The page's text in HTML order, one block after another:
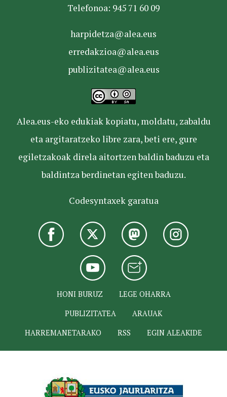
Telefonoa: 945 71 60 09
harpidetza@alea.eus
erredakzioa@alea.eus
publizitatea@alea.eus
Alea.eus-eko edukiak kopiatu, moldatu, zabaldu
eta argitaratzeko libre zara, beti ere, gure
egiletzakoak direla aitortzen baldin baduzu eta
baldintza berdinetan egiten baduzu.
Codesyntaxek garatua
HONI BURUZ
LEGE OHARRA
PUBLIZITATEA
ARAUAK
HARREMANETARAKO
RSS EGIN ALEAKIDE